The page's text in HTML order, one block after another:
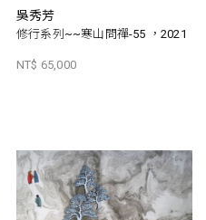
吳秀芳
修行系列~~寒山問禪-55 ，2021
NT$ 65,000